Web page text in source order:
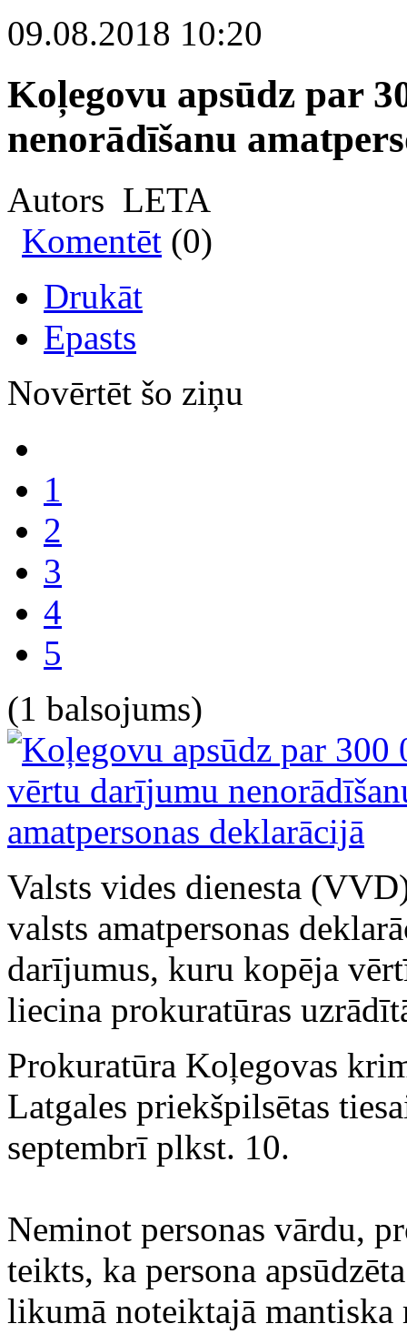
09.08.2018 10:20
Koļegovu apsūdz par
nenorādīšanu
Autors LETA
Komentēt (0)
Drukāt
Epasts
Novērtēt šo ziņu
1
2
3
4
5
(1 balsojums)
Valsts vides dienesta
valsts amatpersonas
darījumus, kuru kopēja
liecina prokuratūras
Prokuratūra Koļegovas
Latgales priekšpilsētas
septembrī plkst. 10.
Neminot personas vārdu,
teikts, ka persona
likumā noteiktajā mantiska